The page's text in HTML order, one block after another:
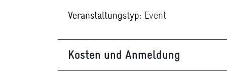
Veranstaltungstyp: Event
Kosten und Anmeldung